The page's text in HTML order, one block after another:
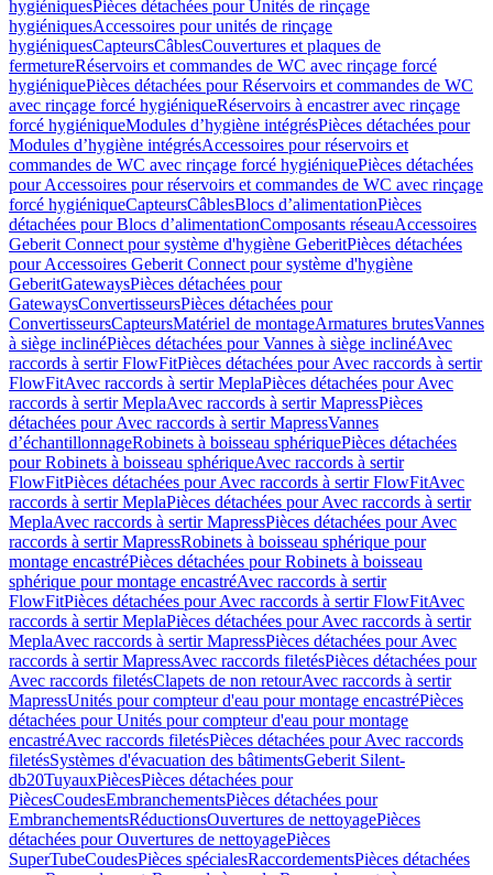
hygiéniquesPièces détachées pour Unités de rinçage
hygiéniquesAccessoires pour unités de rinçage
hygiéniquesCapteursCâblesCouvertures et plaques de
fermetureRéservoirs et commandes de WC avec rinçage forcé
hygiéniquePièces détachées pour Réservoirs et commandes de WC
avec rinçage forcé hygiéniqueRéservoirs à encastrer avec rinçage
forcé hygiéniqueModules d’hygiène intégrésPièces détachées pour
Modules d’hygiène intégrésAccessoires pour réservoirs et
commandes de WC avec rinçage forcé hygiéniquePièces détachées
pour Accessoires pour réservoirs et commandes de WC avec rinçage
forcé hygiéniqueCapteursCâblesBlocs d’alimentationPièces
détachées pour Blocs d’alimentationComposants réseauAccessoires
Geberit Connect pour système d'hygiène GeberitPièces détachées
pour Accessoires Geberit Connect pour système d'hygiène
GeberitGatewaysPièces détachées pour
GatewaysConvertisseursPièces détachées pour
ConvertisseursCapteursMatériel de montageArmatures brutesVannes
à siège inclinéPièces détachées pour Vannes à siège inclinéAvec
raccords à sertir FlowFitPièces détachées pour Avec raccords à sertir
FlowFitAvec raccords à sertir MeplaPièces détachées pour Avec
raccords à sertir MeplaAvec raccords à sertir MapressPièces
détachées pour Avec raccords à sertir MapressVannes
d’échantillonnageRobinets à boisseau sphériquePièces détachées
pour Robinets à boisseau sphériqueAvec raccords à sertir
FlowFitPièces détachées pour Avec raccords à sertir FlowFitAvec
raccords à sertir MeplaPièces détachées pour Avec raccords à sertir
MeplaAvec raccords à sertir MapressPièces détachées pour Avec
raccords à sertir MapressRobinets à boisseau sphérique pour
montage encastréPièces détachées pour Robinets à boisseau
sphérique pour montage encastréAvec raccords à sertir
FlowFitPièces détachées pour Avec raccords à sertir FlowFitAvec
raccords à sertir MeplaPièces détachées pour Avec raccords à sertir
MeplaAvec raccords à sertir MapressPièces détachées pour Avec
raccords à sertir MapressAvec raccords filetésPièces détachées pour
Avec raccords filetésClapets de non retourAvec raccords à sertir
MapressUnités pour compteur d'eau pour montage encastréPièces
détachées pour Unités pour compteur d'eau pour montage
encastréAvec raccords filetésPièces détachées pour Avec raccords
filetésSystèmes d'évacuation des bâtimentsGeberit Silent-
db20TuyauxPiècesPièces détachées pour
PiècesCoudesEmbranchementsPièces détachées pour
EmbranchementsRéductionsOuvertures de nettoyagePièces
détachées pour Ouvertures de nettoyagePièces
SuperTubeCoudesPièces spécialesRaccordementsPièces détachées